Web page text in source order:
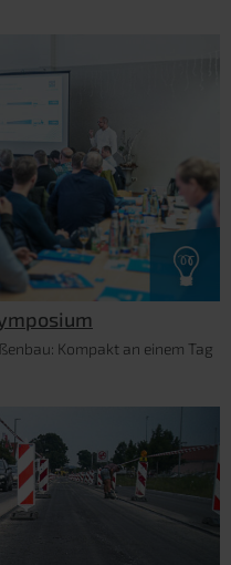
Kompakt an einem Tag